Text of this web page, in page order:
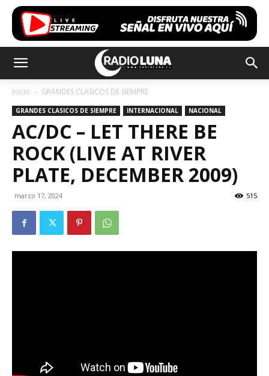
Inicio GRANDES CLASICOS DE SIEMPRE
GRANDES CLASICOS DE SIEMPRE INTERNACIONAL NACIONAL
AC/DC – LET THERE BE
ROCK (LIVE AT RIVER
PLATE, DECEMBER 2009)
marzo 17, 2024 515